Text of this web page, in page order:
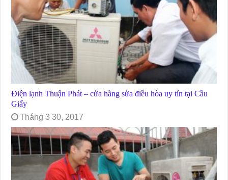
Điện lạnh Thuận Phát – cửa hàng sửa điều hòa uy tín tại Cầu
Giấy
Tháng 3 30, 2017